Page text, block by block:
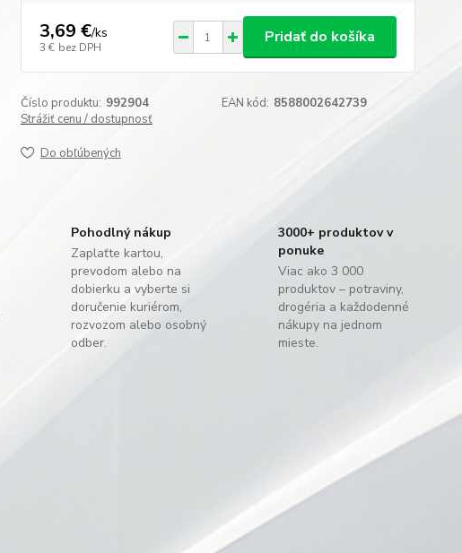
3,69 €/ks
3 € bez DPH
Pridať do košíka
Číslo produktu: 992904 EAN kód: 8588002642739
Strážiť cenu / dostupnosť
Do obľúbených
Pohodlný nákup
Zaplaťte kartou,
prevodom alebo na
dobierku a vyberte si
doručenie kuriérom,
rozvozom alebo osobný
odber.
3000+ produktov v
ponuke
Viac ako 3 000
produktov – potraviny,
drogéria a každodenné
nákupy na jednom
mieste.